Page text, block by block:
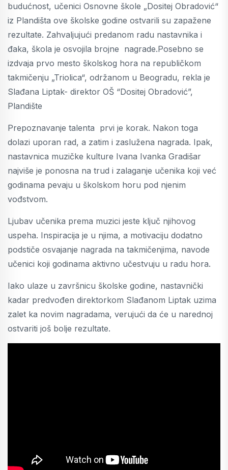
budućnost, učenici Osnovne škole „Dositej Obradović“
iz Plandišta ove školske godine ostvarili su zapažene
rezultate. Zahvaljujući predanom radu nastavnika i
đaka, škola je osvojila brojne nagrade.Posebno se
izdvaja prvo mesto školskog hora na republičkom
takmičenju „Triolica“, održanom u Beogradu, rekla je
Slađana Liptak- direktor OŠ “Dositej Obradović”,
Plandište
Prepoznavanje talenta prvi je korak. Nakon toga
dolazi uporan rad, a zatim i zaslužena nagrada. Ipak,
nastavnica muzičke kulture Ivana Ivanka Gradišar
najviše je ponosna na trud i zalaganje učenika koji već
godinama pevaju u školskom horu pod njenim
vođstvom.
Ljubav učenika prema muzici jeste ključ njihovog
uspeha. Inspiracija je u njima, a motivaciju dodatno
podstiče osvajanje nagrada na takmičenjima, navode
učenici koji godinama aktivno učestvuju u radu hora.
Iako ulaze u završnicu školske godine, nastavnički
kadar predvođen direktorkom Slađanom Liptak uzima
zalet ka novim nagradama, verujući da će u narednoj
ostvariti još bolje rezultate.